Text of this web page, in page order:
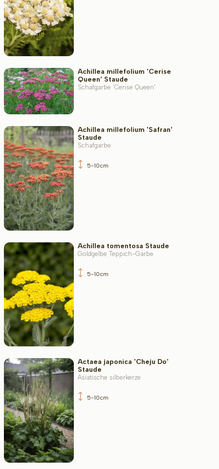
Achillea millefolium 'Cerise
Queen' Staude
Schafgarbe 'Cerise Queen'
Achillea millefolium 'Safran'
Staude
Schafgarbe
5-10cm
Achillea tomentosa Staude
Goldgelbe Teppich-Garbe
5-10cm
Actaea japonica 'Cheju Do'
Staude
Asiatische silberkerze
5-10cm